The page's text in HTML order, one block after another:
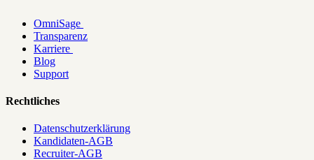
OmniSage
Transparenz
Karriere
Blog
Support
Rechtliches
Datenschutzerklärung
Kandidaten-AGB
Recruiter-AGB